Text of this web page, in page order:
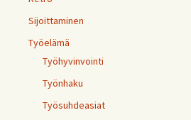
Sijoittaminen
Työelämä
Työhyvinvointi
Työnhaku
Työsuhdeasiat